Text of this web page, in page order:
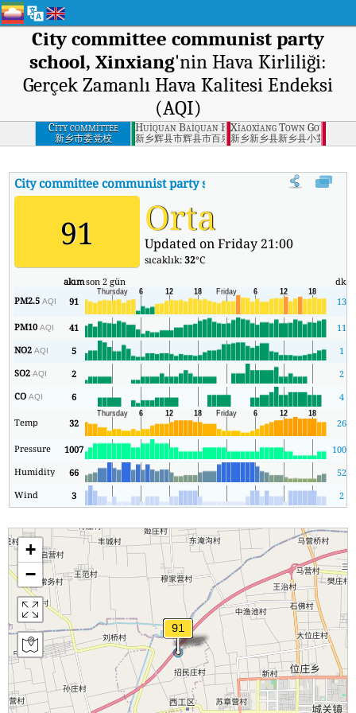
City committee communist party
school, Xinxiang'nin Hava Kirliliği:
Gerçek Zamanlı Hava Kalitesi Endeksi
(AQI)
City committee
communist party
school, Xinxiang
新乡市委党校
Huiquan Baiquan Hotel, Huixian City,
新乡辉县市辉县市百泉宾馆
Xiaoxiang Town
新乡新乡县新乡县小冀镇政府
City committee communist party school, Xinxiang'nin
91 Orta
Updated on Friday 21:00
sıcaklık:32°C
akımson 2 gün dk.
PM2.5AQI 91 13
PM10AQI 41
11
NO2AQI 5
1
SO2AQI 2
2
COAQI 6 4
Temp 32 26
Pressure 1007 1006
Humidity
66
52
Wind
3 2
+
−